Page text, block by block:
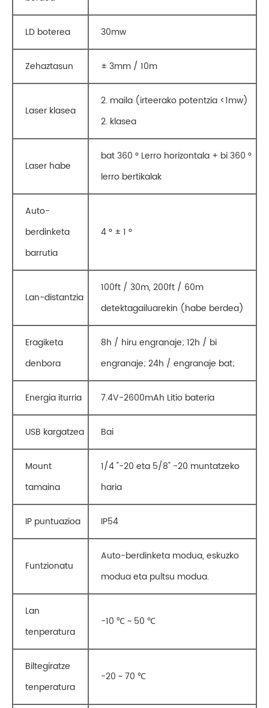
LD boterea 30mw
Zehaztasun ± 3mm / 10m
Laser klasea
2. maila (irteerako potentzia <1mw)
2. klasea
Laser habe
bat 360 ° Lerro horizontala + bi 360 °
lerro bertikalak
Auto-
berdinketa
barrutia
4 ° ± 1 °
Lan-distantzia
100ft / 30m, 200ft / 60m
detektagailuarekin (habe berdea)
Eragiketa
denbora
8h / hiru engranaje; 12h / bi
engranaje; 24h / engranaje bat;
Energia iturria 7.4V-2600mAh Litio bateria
USB kargatzea Bai
Mount
tamaina
1/4 "-20 eta 5/8" -20 muntatzeko
haria
IP puntuazioa IP54
Funtzionatu
Auto-berdinketa modua, eskuzko
modua eta pultsu modua.
Lan
tenperatura
-10 ℃ ~ 50 ℃
Biltegiratze
tenperatura
-20 ~ 70 ℃